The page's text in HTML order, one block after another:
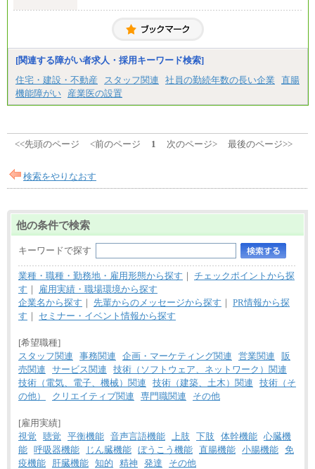
大学院卒/月給256,000円～288,000円
大学卒/月給240,000円～270,000円
短大・高専卒/月給216,000円～243,000円
■特定職員※
大学院卒/月給234,000円～263,000円
大学卒/月給219,000円～246,000円
短大・高専卒/月給197,000円～222,000円
※拠点型職員、特定職員の給与は、生活の拠点が定
す。
中途：
月給制
226,600円～390,100円（勤務地域等により異なりま
ます。
・試用期間中も同額支給します。
[関連する障がい者求人・採用キーワード検索]
住宅・建設・不動産
スタッフ関連 社員の勤続年数の長い企業
直腸
機能障がい
産業医の設置
<<先頭のページ <前のページ 1 次のページ> 最後のページ>>
検索をやりなおす
他の条件で検索
キーワードで探す
業種・職種・勤務地・雇用形態から探す ｜ チェックポイントから探
す ｜
雇用実績・職場環境から探す
企業名から探す ｜ 先輩からのメッセージから探す ｜ PR情報から探
す ｜ セミナー・イベント情報から探す
[希望職種]
スタッフ関連
事務関連 企画・マーケティング関連 営業関連
販
売関連
サービス関連
技術（ソフトウェア、ネットワーク）関連
技術（電気、電子、機械）関連
技術（建築、土木）関連
技術（そ
の他）
クリエイティブ関連 専門職関連 その他
[雇用実績]
視覚
聴覚 平衡機能 音声言語機能 上肢 下肢 体幹機能 心臓機
能 呼吸器機能 じん臓機能 ぼうこう機能 直腸機能 小腸機能 免
疫機能
肝臓機能 知的 精神 発達 その他